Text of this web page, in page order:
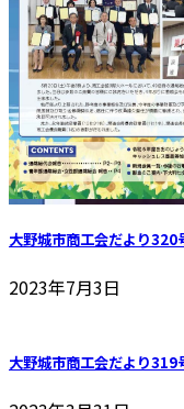
大野城市商工会だより320
2023年7月3日
大野城市商工会だより319